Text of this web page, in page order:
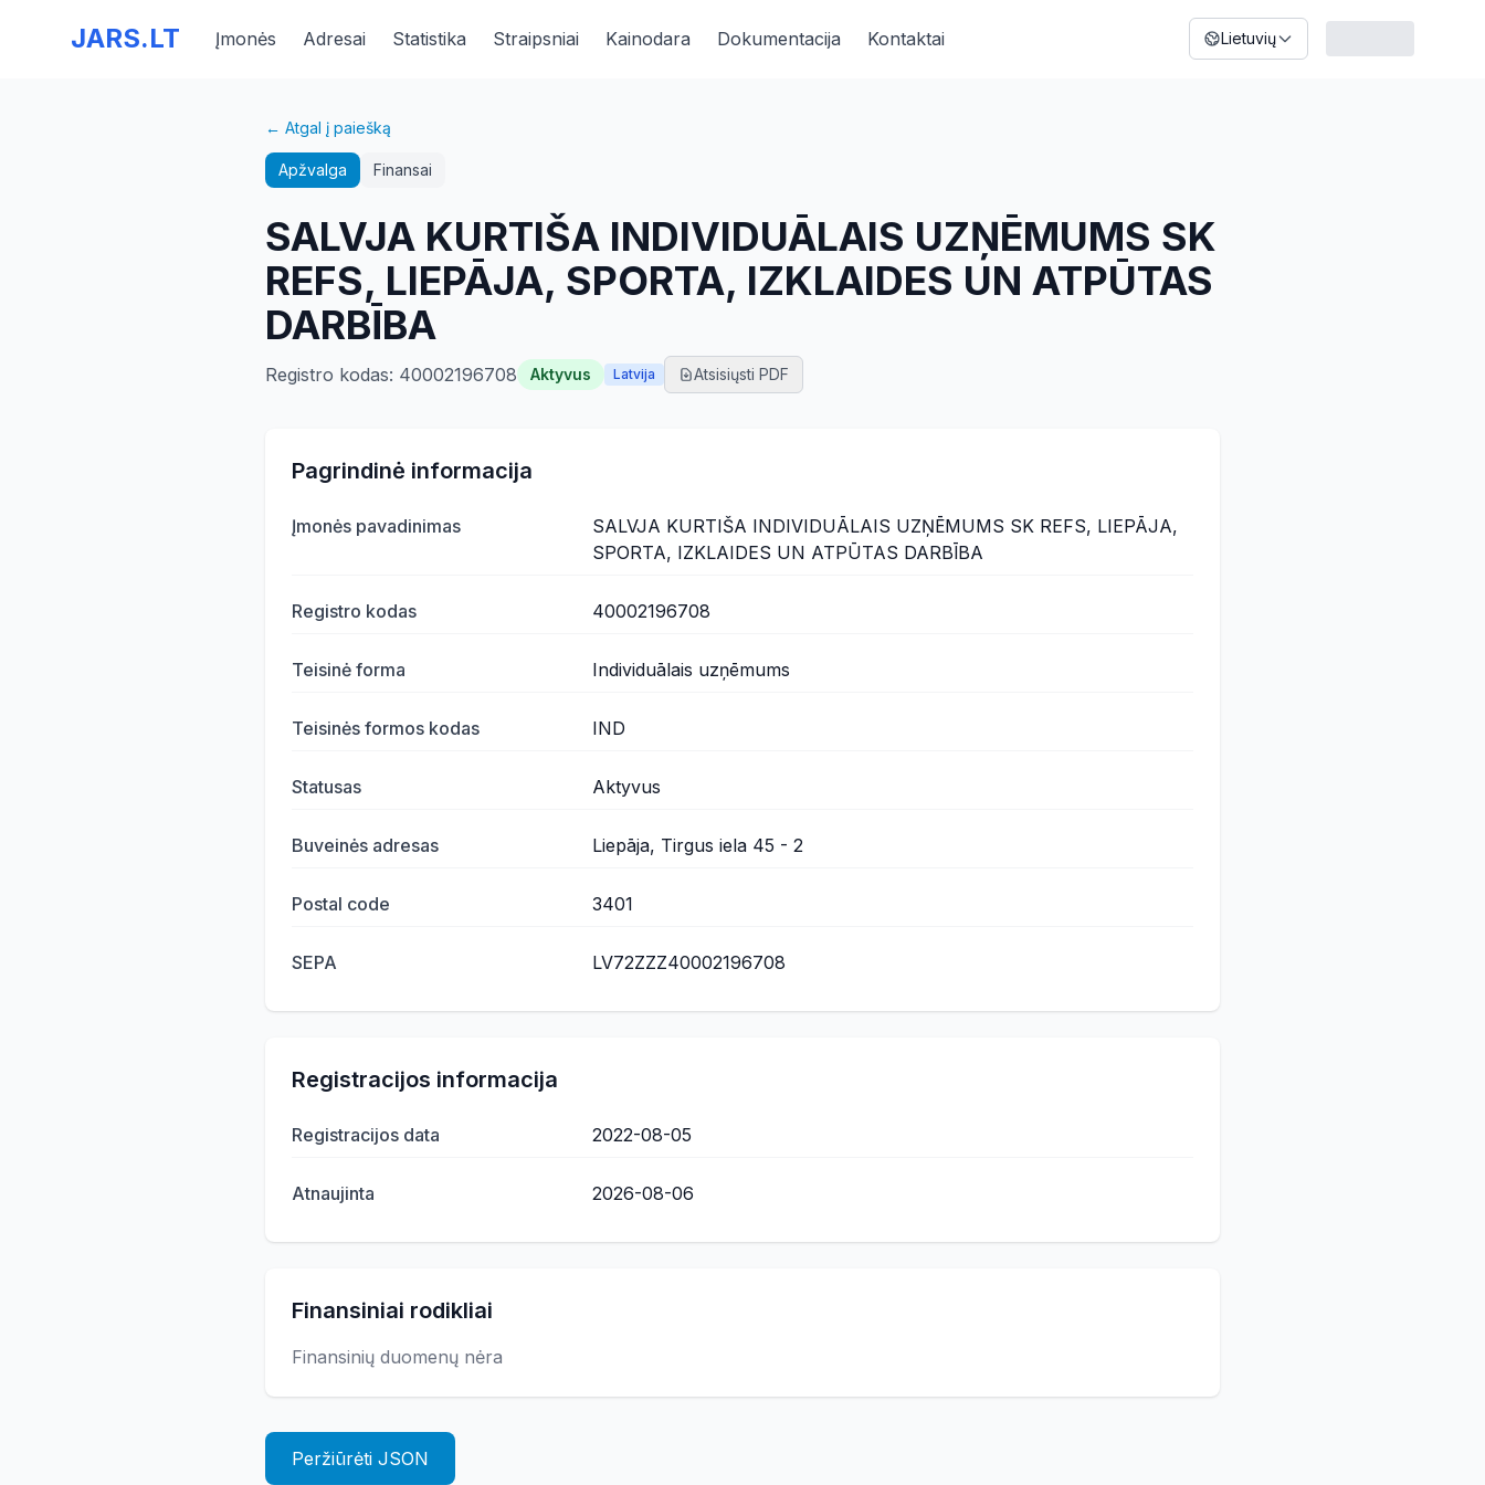
JARS.LT Įmonės Adresai Statistika Straipsniai Kainodara Dokumentacija Kontaktai Lietuvių
← Atgal į paiešką
Apžvalga Finansai
SALVJA KURTIŠA INDIVIDUĀLAIS UZŅĒMUMS SK
REFS, LIEPĀJA, SPORTA, IZKLAIDES UN ATPŪTAS
DARBĪBA
Registro kodas: 40002196708 Aktyvus Latvija Atsisiųsti PDF
Pagrindinė informacija
Įmonės pavadinimas
SALVJA KURTIŠA INDIVIDUĀLAIS UZŅĒMUMS SK REFS, LIEPĀJA,
SPORTA, IZKLAIDES UN ATPŪTAS DARBĪBA
Registro kodas 40002196708
Teisinė forma Individuālais uzņēmums
Teisinės formos kodas IND
Statusas Aktyvus
Buveinės adresas Liepāja, Tirgus iela 45 - 2
Postal code 3401
SEPA LV72ZZZ40002196708
Registracijos informacija
Registracijos data 2022-08-05
Atnaujinta 2026-08-06
Finansiniai rodikliai
Finansinių duomenų nėra
Peržiūrėti JSON